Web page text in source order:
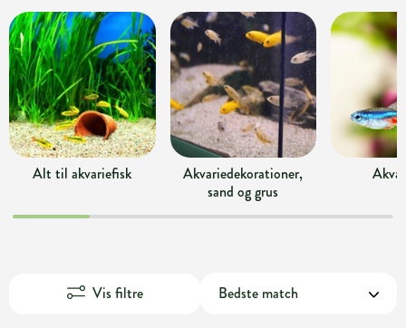
Alt til akvariefisk
Akvariedekorationer,
sand og grus
Vis filtre